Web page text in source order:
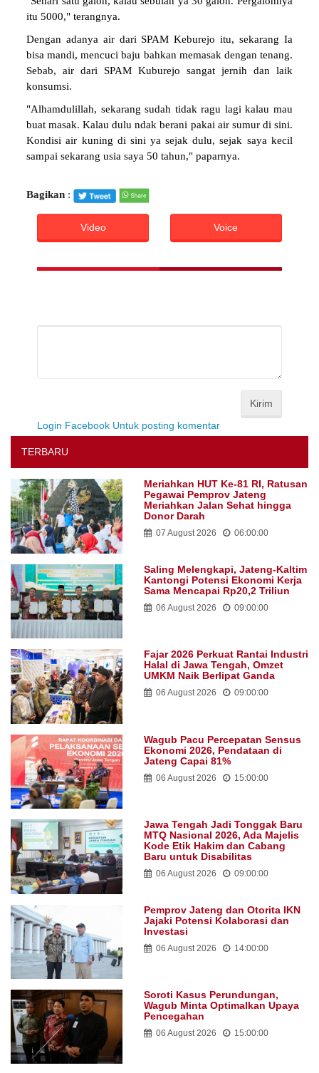
itu 5000," terangnya.
Dengan adanya air dari SPAM Keburejo itu, sekarang Ia
bisa mandi, mencuci baju bahkan memasak dengan tenang.
Sebab, air dari SPAM Kuburejo sangat jernih dan laik
konsumsi.
"Alhamdulillah, sekarang sudah tidak ragu lagi kalau mau
buat masak. Kalau dulu ndak berani pakai air sumur di sini.
Kondisi air kuning di sini ya sejak dulu, sejak saya kecil
sampai sekarang usia saya 50 tahun," paparnya.
Bagikan :
Video Voice
Kirim
Login Facebook Untuk posting komentar
TERBARU
Meriahkan HUT Ke-81 RI, Ratusan
Pegawai Pemprov Jateng
Meriahkan Jalan Sehat hingga
Donor Darah
07 August 2026 06:00:00
Saling Melengkapi, Jateng-Kaltim
Kantongi Potensi Ekonomi Kerja
Sama Mencapai Rp20,2 Triliun
06 August 2026 09:00:00
Fajar 2026 Perkuat Rantai Industri
Halal di Jawa Tengah, Omzet
UMKM Naik Berlipat Ganda
06 August 2026 09:00:00
Wagub Pacu Percepatan Sensus
Ekonomi 2026, Pendataan di
Jateng Capai 81%
06 August 2026 15:00:00
Jawa Tengah Jadi Tonggak Baru
MTQ Nasional 2026, Ada Majelis
Kode Etik Hakim dan Cabang
Baru untuk Disabilitas
06 August 2026 09:00:00
Pemprov Jateng dan Otorita IKN
Jajaki Potensi Kolaborasi dan
Investasi
06 August 2026 14:00:00
Soroti Kasus Perundungan,
Wagub Minta Optimalkan Upaya
Pencegahan
06 August 2026 15:00:00